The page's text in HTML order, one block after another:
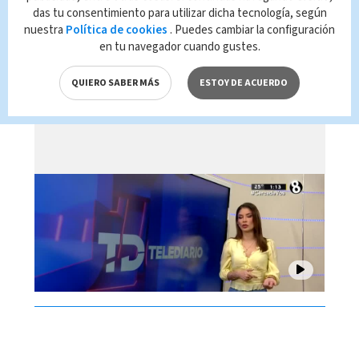
Telediario En Directo con Paula
Brenes, 06 de agosto 2026
das tu consentimiento para utilizar dicha tecnología, según
nuestra Política de cookies . Puedes cambiar la configuración
en tu navegador cuando gustes.
QUIERO SABER MÁS ESTOY DE ACUERDO